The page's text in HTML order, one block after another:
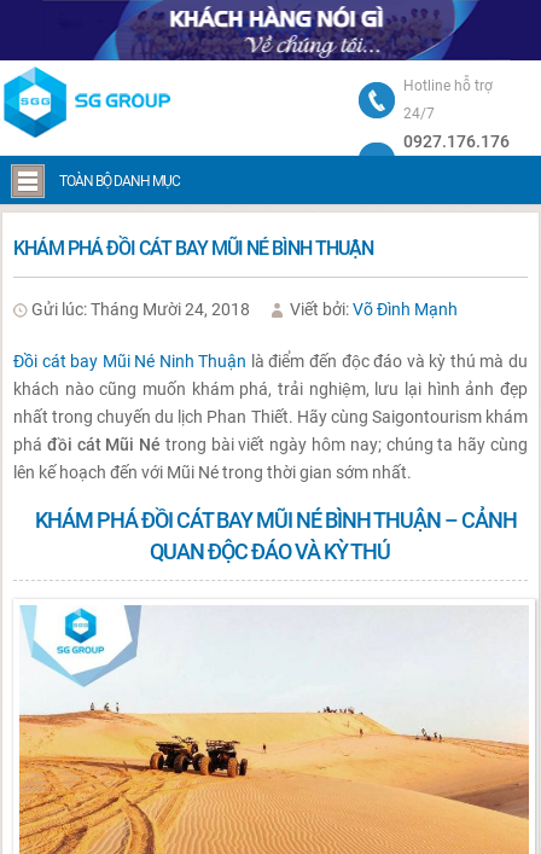
Hotline hỗ trợ
24/7
0927.176.176
TOÀN BỘ DANH MỤC
Trang chủ
KHÁM PHÁ ĐỒI CÁT BAY MŨI NÉ BÌNH THUẬN
Gửi lúc: Tháng Mười 24, 2018 Viết bởi:Võ Đình Mạnh
Đồi cát bay Mũi Né Ninh Thuận là điểm đến độc đáo và kỳ thú mà du
khách nào cũng muốn khám phá, trải nghiệm, lưu lại hình ảnh đẹp
nhất trong chuyến du lịch Phan Thiết. Hãy cùng Saigontourism khám
phá đồi cát Mũi Né trong bài viết ngày hôm nay; chúng ta hãy cùng
lên kế hoạch đến với Mũi Né trong thời gian sớm nhất.
KHÁM PHÁ ĐỒI CÁT BAY MŨI NÉ BÌNH THUẬN – CẢNH
QUAN ĐỘC ĐÁO VÀ KỲ THÚ